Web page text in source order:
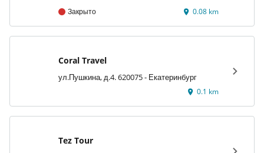
Закрыто 0.08 km
Coral Travel
ул.Пушкина, д.4. 620075 - Екатеринбург
0.1 km
Tez Tour